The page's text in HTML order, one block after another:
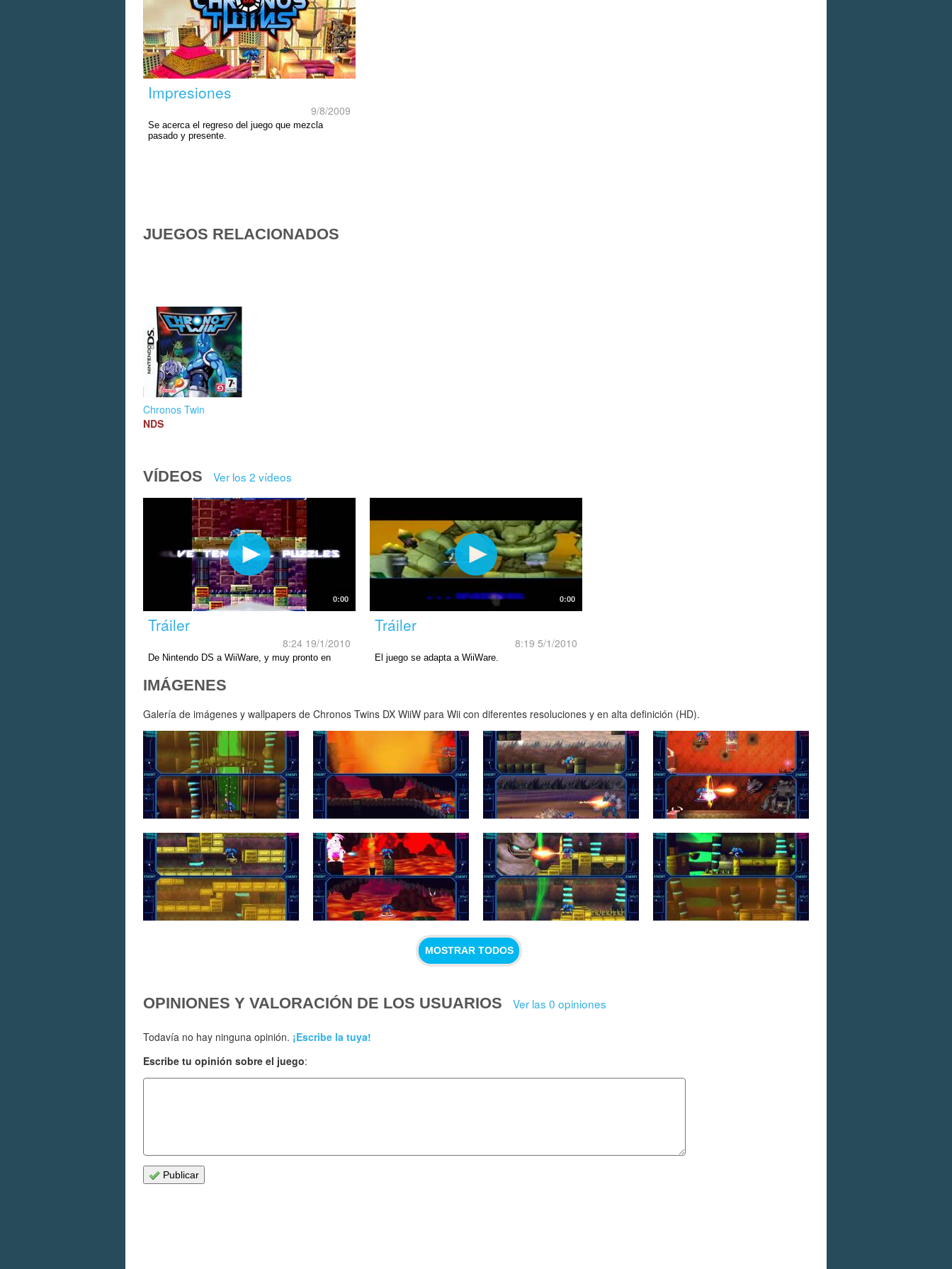
Impresiones
9/8/2009
Se acerca el regreso del juego que mezcla
pasado y presente.
JUEGOS RELACIONADOS
Chronos Twin
NDS
VÍDEOS Ver los 2 vídeos
0:00
Tráiler
8:24 19/1/2010
De Nintendo DS a WiiWare, y muy pronto en
0:00
Tráiler
8:19 5/1/2010
El juego se adapta a WiiWare.
IMÁGENES
Galería de imágenes y wallpapers de Chronos Twins DX WiiW para Wii con diferentes resoluciones y en alta definición (HD).
MOSTRAR TODOS
OPINIONES Y VALORACIÓN DE LOS USUARIOS Ver las 0 opiniones
Todavía no hay ninguna opinión. ¡Escribe la tuya!
Escribe tu opinión sobre el juego:
Publicar